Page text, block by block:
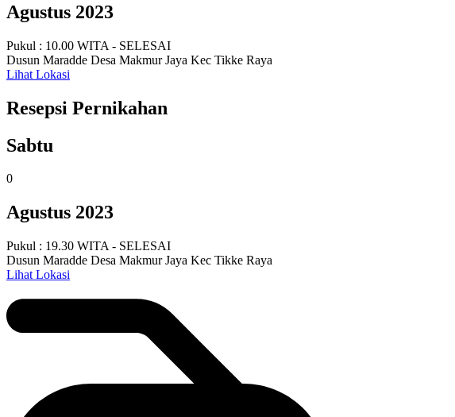
Agustus 2023
Pukul : 10.00 WITA - SELESAI
Dusun Maradde Desa Makmur Jaya Kec Tikke Raya
Lihat Lokasi
Resepsi Pernikahan
Sabtu
0
Agustus 2023
Pukul : 19.30 WITA - SELESAI
Dusun Maradde Desa Makmur Jaya Kec Tikke Raya
Lihat Lokasi